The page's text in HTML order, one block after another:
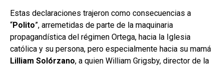
Estas declaraciones trajeron como consecuencias a
“Polito”, arremetidas de parte de la maquinaria
propagandística del régimen Ortega, hacia la Iglesia
católica y su persona, pero especialmente hacia su mamá
Lilliam Solórzano, a quien William Grigsby, director de la